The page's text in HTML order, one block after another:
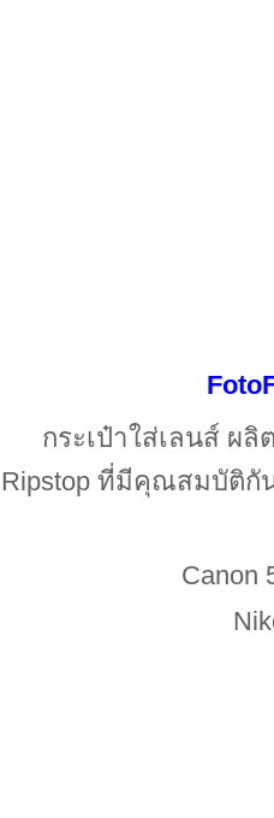
กระเป๋าใส่เลนส์ ผลิ
Ripstop ที่มีคุณสมบัติกั
Canon